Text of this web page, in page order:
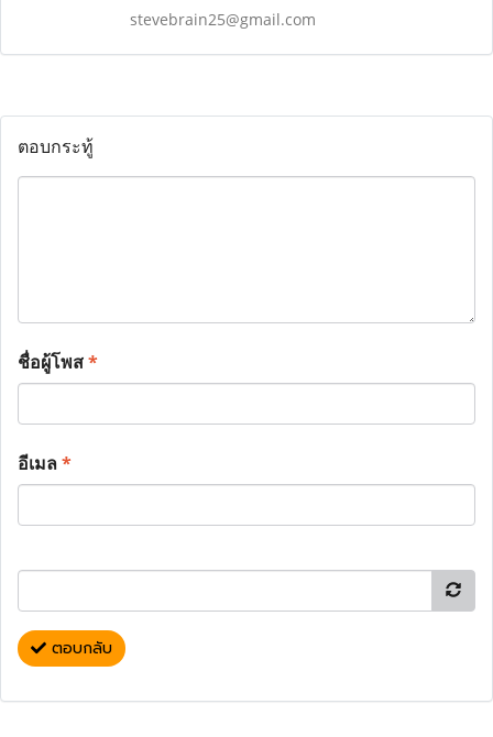
stevebrain25@gmail.com
ตอบกระทู้
ชื่อผู้โพส*
อีเมล*
ตอบกลับ